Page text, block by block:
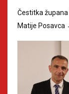
Čestitka
Matije Posavca